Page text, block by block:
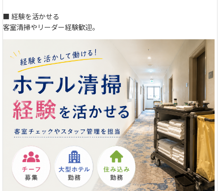
■ 経験を活かせる
客室清掃やリーダー経験歓迎。